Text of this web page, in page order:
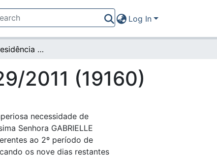
Log In
Portaria da Presidência nº 329/2011 (19160)
2011 (19160)
necessidade de
Senhora GABRIELLE
ao 2º período de
os nove dias restantes